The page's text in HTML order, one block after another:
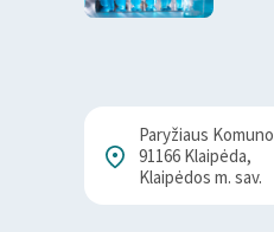
Paryžiaus
91166 Klaipėda,
Klaipėdos m. sav.